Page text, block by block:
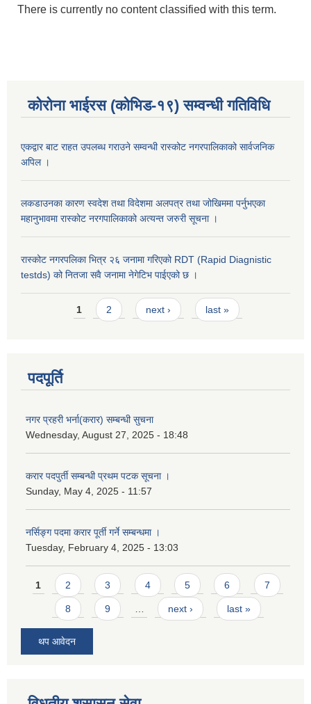
There is currently no content classified with this term.
कोरोना भाईरस (कोभिड-१९) सम्वन्धी गतिविधि
एकद्वार बाट राहत उपलब्ध गराउने सम्वन्धी रास्कोट नगरपालिकाको सार्वजनिक
अपिल ।
लकडाउनका कारण स्वदेश तथा विदेशमा अलपत्र तथा जोखिममा पर्नुभएका
महानुभावमा रास्कोट नरगपालिकाको अत्यन्त जरुरी सूचना ।
रास्कोट नगरपलिका भित्र २६ जनामा गरिएको RDT (Rapid Diagnistic
testds) को नितजा सवै जनामा नेगेटिभ पाईएको छ ।
Pages1 2 next › last »
पदपूर्ति
नगर प्रहरी भर्ना(करार) सम्बन्धी सुचना
Wednesday, August 27, 2025 - 18:48
करार पदपुर्ती सम्बन्धी प्रथम पटक सूचना ।
Sunday, May 4, 2025 - 11:57
नर्सिङ्ग पदमा करार पूर्ती गर्ने सम्बन्धमा ।
Tuesday, February 4, 2025 - 13:03
Pages
1 2 3 4 5 6 7
8 9 … next › last »
थप आवेदन